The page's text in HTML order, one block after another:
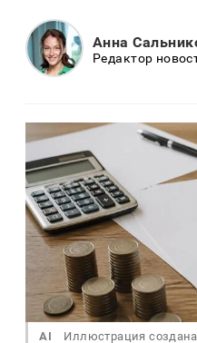
Анна
Редактор
AI Иллюстрация